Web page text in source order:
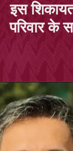
इस
परिवार के